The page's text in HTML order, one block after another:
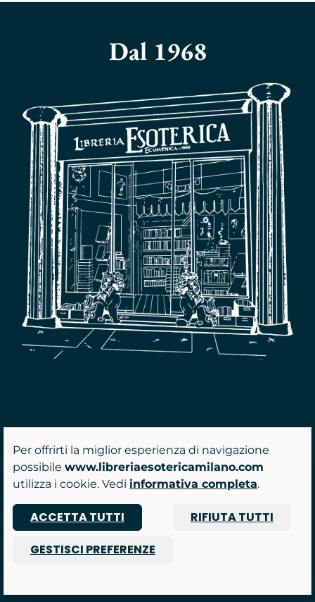
Dal 1968
Per offrirti la miglior esperienza di navigazione
possibile www.libreriaesotericamilano.com
utilizza i cookie. Vedi informativa completa.
ACCETTA TUTTI
RIFIUTA TUTTI
GESTISCI PREFERENZE